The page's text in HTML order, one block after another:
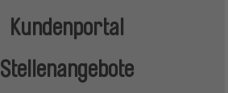
Kundenportal
Stellenangebote